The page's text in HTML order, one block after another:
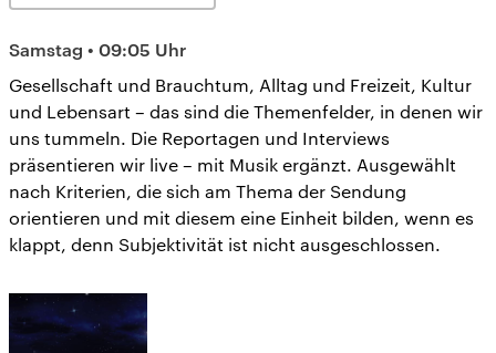
Samstag • 09:05 Uhr
Gesellschaft und Brauchtum, Alltag und Freizeit, Kultur
und Lebensart – das sind die Themenfelder, in denen wir
uns tummeln. Die Reportagen und Interviews
präsentieren wir live – mit Musik ergänzt. Ausgewählt
nach Kriterien, die sich am Thema der Sendung
orientieren und mit diesem eine Einheit bilden, wenn es
klappt, denn Subjektivität ist nicht ausgeschlossen.